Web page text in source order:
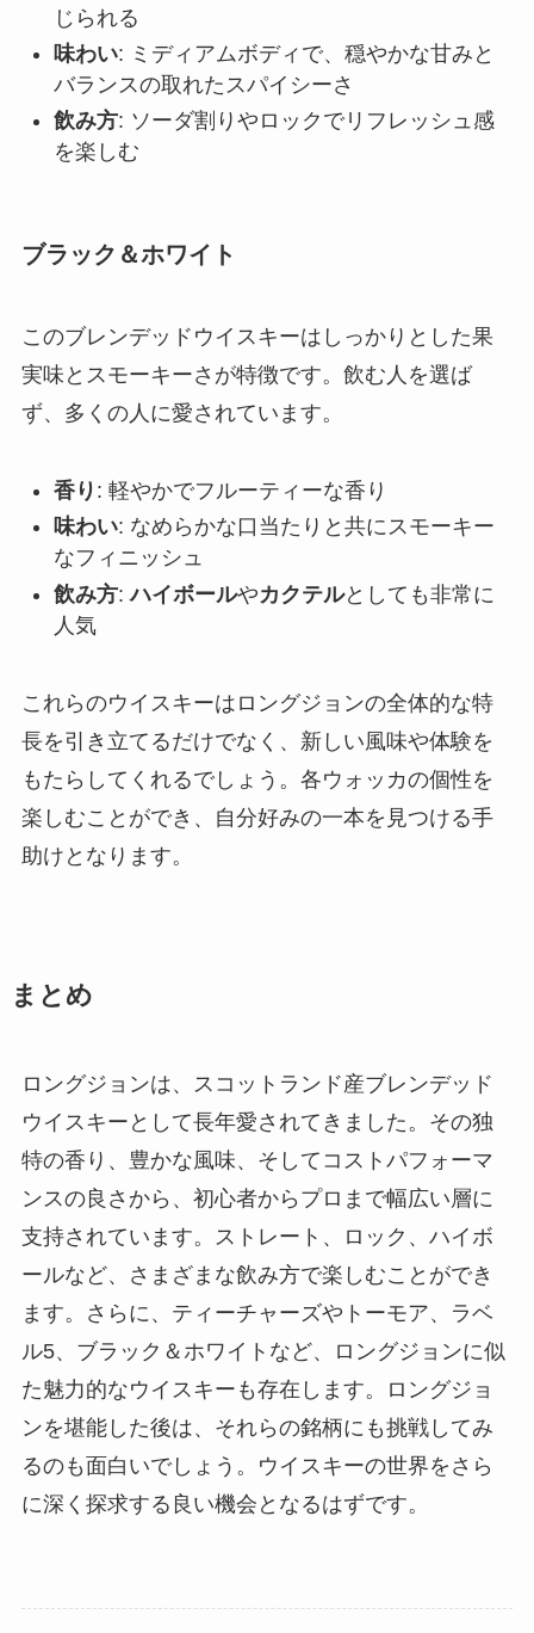
じられる
味わい: ミディアムボディで、穏やかな甘みと
バランスの取れたスパイシーさ
飲み方: ソーダ割りやロックでリフレッシュ感
を楽しむ
ブラック＆ホワイト
このブレンデッドウイスキーはしっかりとした果
実味とスモーキーさが特徴です。飲む人を選ば
ず、多くの人に愛されています。
香り : 軽やかでフルーティーな香り
味わい: なめらかな口当たりと共にスモーキー
なフィニッシュ
飲み方:ハイボールやカクテルとしても非常に
人気
これらのウイスキーはロングジョンの全体的な特
長を引き立てるだけでなく、新しい風味や体験を
もたらしてくれるでしょう。各ウォッカの個性を
楽しむことができ、自分好みの一本を見つける手
助けとなります。
まとめ
ロングジョンは、スコットランド産ブレンデッド
ウイスキーとして長年愛されてきました。その独
特の香り、豊かな風味、そしてコストパフォーマ
ンスの良さから、初心者からプロまで幅広い層に
支持されています。ストレート、ロック、ハイボ
ールなど、さまざまな飲み方で楽しむことができ
ます。さらに、ティーチャーズやトーモア、ラベ
ル5、ブラック＆ホワイトなど、ロングジョンに似
た魅力的なウイスキーも存在します。ロングジョ
ンを堪能した後は、それらの銘柄にも挑戦してみ
るのも面白いでしょう。ウイスキーの世界をさら
に深く探求する良い機会となるはずです。